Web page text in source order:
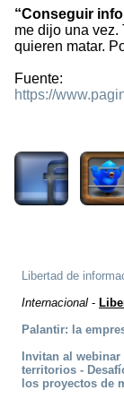
“Conseguir
me dijo una vez.
quieren matar.
Fuente:
https://
Libertad de
Internacional -
Palantir: la
Invitan al
territorios -
los proyectos de